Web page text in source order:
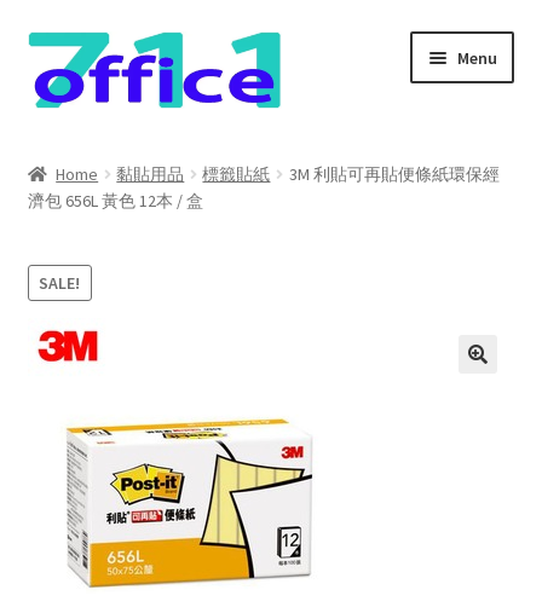
Skip
to
navigation
Skip
to
content
Menu
我的帳號
結帳
聯絡我們
關於我們
防詐騙聲明
Home 黏貼用品 標籤貼紙
3M 利貼可再貼便條紙環保經
濟包 656L 黃色 12本 / 盒
SALE!